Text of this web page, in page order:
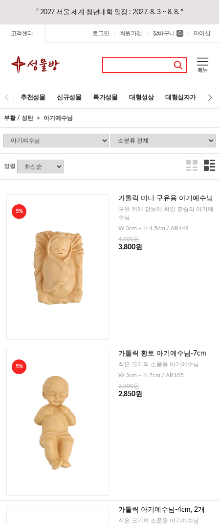
“ 2027 서울 세계 청년대회 일정 : 2027. 8. 3 ~ 8. 8. "
고객센터 로그인 회원가입 장바구니 0 마이샵
추천성물 신규성물 특가성물 대형성상 대형십자가 레
부활 / 성탄 아기예수님
정렬
5%
가톨릭 미니 구유용 아기예수님
구유 위에 강보에 싸인 모습의 아기예
수님
W 3cm + H 4.5cm / AR149
4,000원
3,800원
5%
가톨릭 황토 아기예수님-7cm
작은 크기의 소품용 아기예수님
W 3cm + H 7cm / AR105
3,000원
2,850원
가톨릭 아기예수님-4cm, 2개
작은 크기의 소품용 아기예수님